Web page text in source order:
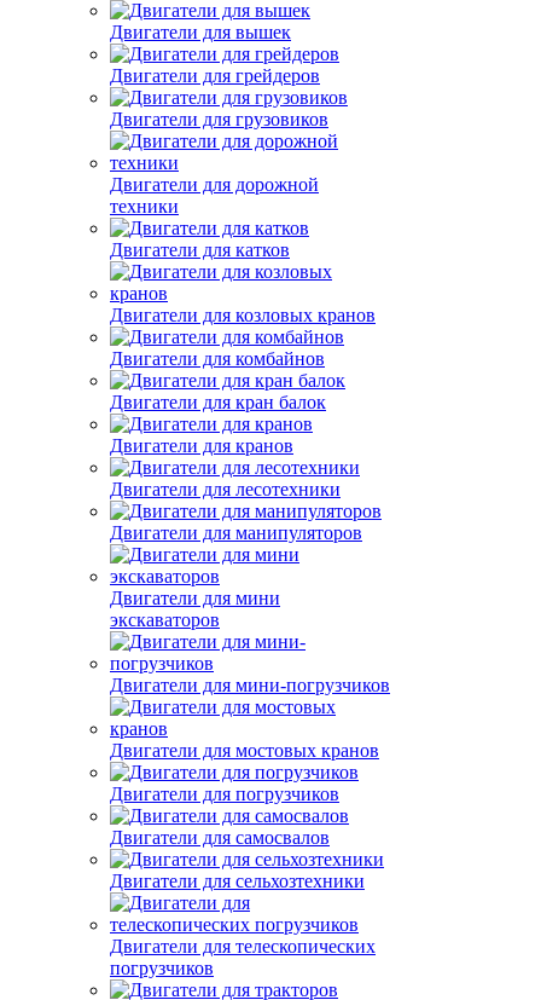
Двигатели для вышек
Двигатели для грейдеров
Двигатели для грузовиков
Двигатели для дорожной
техники
Двигатели для катков
Двигатели для козловых кранов
Двигатели для комбайнов
Двигатели для кран балок
Двигатели для кранов
Двигатели для лесотехники
Двигатели для манипуляторов
Двигатели для мини
экскаваторов
Двигатели для мини-погрузчиков
Двигатели для мостовых кранов
Двигатели для погрузчиков
Двигатели для самосвалов
Двигатели для сельхозтехники
Двигатели для телескопических
погрузчиков